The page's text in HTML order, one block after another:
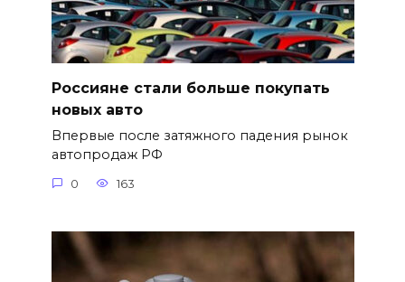
Россияне стали больше покупать
новых авто
Впервые после затяжного падения рынок
автопродаж РФ
0 163